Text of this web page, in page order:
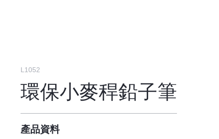
L1052
環保小麥稈鉛子筆
產品資料